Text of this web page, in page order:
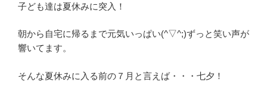
子ども達は夏休みに突入！
朝から自宅に帰るまで元気いっぱい(^▽^;)ずっと笑い声が
響いてます。
そんな夏休みに入る前の７月と言えば・・・七夕！